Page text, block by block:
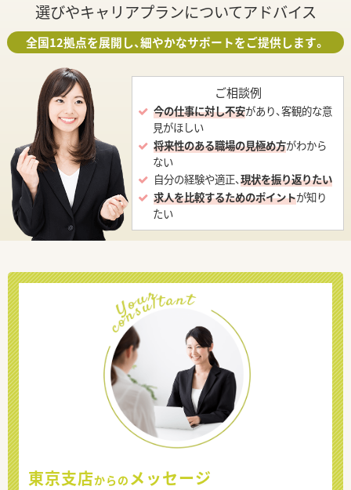
選びやキャリアプランについてアドバイス
全国12拠点を展開し、細やかなサポートをご提供します。
ご相談例
今の仕事に対し不安があり、客観的な意
見がほしい
将来性のある職場の見極め方がわから
ない
自分の経験や適正、現状を振り返りたい
求人を比較するためのポイントが知り
たい
東京支店からの メッセージ